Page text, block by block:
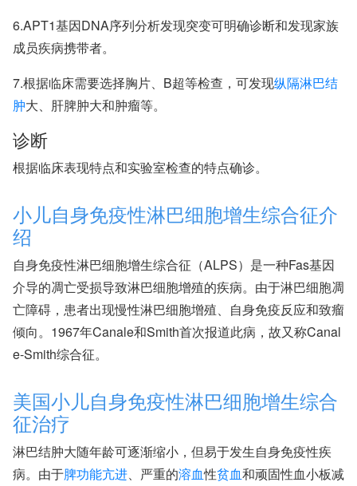
6.APT1基因DNA序列分析发现突变可明确诊断和发现家族
成员疾病携带者。
7.根据临床需要选择胸片、B超等检查，可发现纵隔淋巴结
肿大、肝脾肿大和肿瘤等。
诊断
根据临床表现特点和实验室检查的特点确诊。
小儿自身免疫性淋巴细胞增生综合征介
绍
自身免疫性淋巴细胞增生综合征（ALPS）是一种Fas基因
介导的凋亡受损导致淋巴细胞增殖的疾病。由于淋巴细胞凋
亡障碍，患者出现慢性淋巴细胞增殖、自身免疫反应和致瘤
倾向。1967年Canale和Smith首次报道此病，故又称Canal
e-Smith综合征。
美国小儿自身免疫性淋巴细胞增生综合
征治疗
淋巴结肿大随年龄可逐渐缩小，但易于发生自身免疫性疾
病。由于脾功能亢进、严重的溶血性贫血和顽固性血小板减